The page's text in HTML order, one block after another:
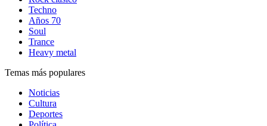
Techno
Años 70
Soul
Trance
Heavy metal
Temas más populares
Noticias
Cultura
Deportes